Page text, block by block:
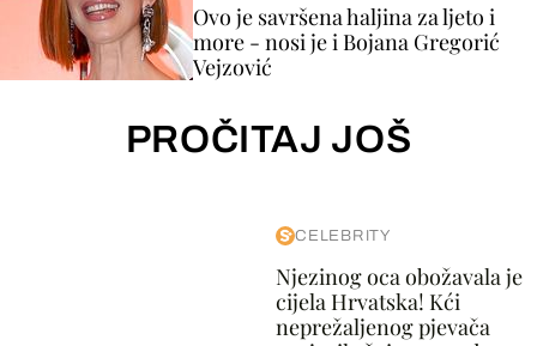
Ovo je savršena haljina za ljeto i
more - nosi je i Bojana Gregorić
Vejzović
PROČITAJ JOŠ
CELEBRITY
Njezinog oca obožavala je
cijela Hrvatska! Kći
neprežaljenog pjevača